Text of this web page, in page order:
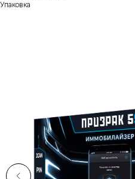
Упаковка